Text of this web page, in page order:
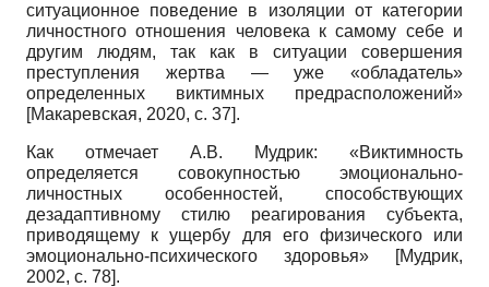
ситуационное поведение в изоляции от категории
личностного отношения человека к самому себе и
другим людям, так как в ситуации совершения
преступления жертва — уже «обладатель»
определенных виктимных предрасположений»
[Макаревская, 2020, с. 37].
Как отмечает А.В. Мудрик: «Виктимность
определяется совокупностью эмоционально-
личностных особенностей, способствующих
дезадаптивному стилю реагирования субъекта,
приводящему к ущербу для его физического или
эмоционально-психического здоровья»
[Мудрик,
2002, с. 78].